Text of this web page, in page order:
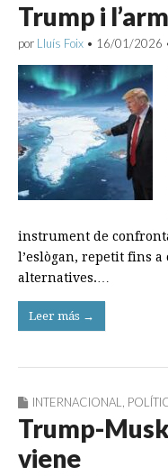
Trump i
por Lluís Foix • 16/01/2026
instrument de
l’eslògan, repetit fins
alternatives.…
Leer más →
INTERNACIONAL
Trump-
viene